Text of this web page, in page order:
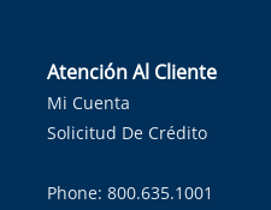
Atención Al Cliente
Mi Cuenta
Solicitud De Crédito
Phone: 800.635.1001